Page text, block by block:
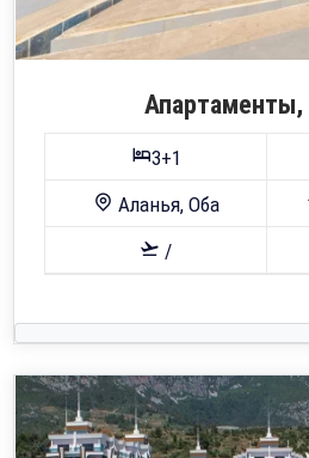
Апартаменты,
3+1
Аланья, Оба
/